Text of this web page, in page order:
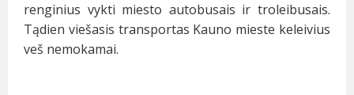
renginius vykti miesto autobusais ir troleibusais.
Tądien viešasis transportas Kauno mieste keleivius
veš nemokamai.